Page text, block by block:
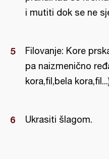
i mutiti dok se ne
Filovanje: Kore
pa naizmenično
kora,fil,bela
Ukrasiti šlagom.